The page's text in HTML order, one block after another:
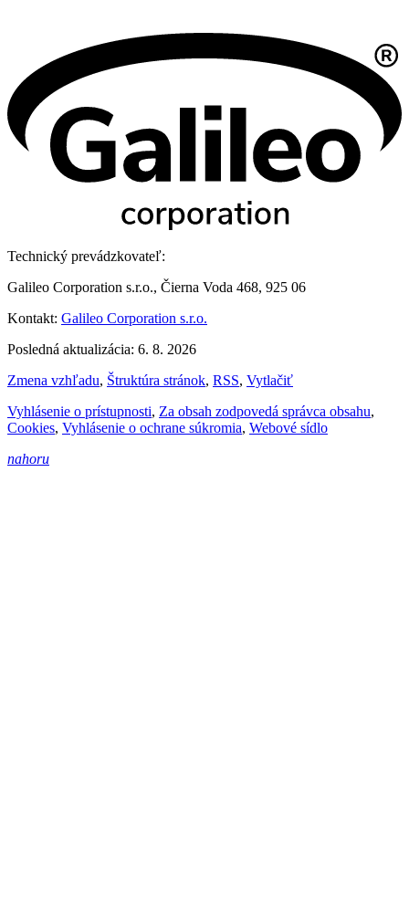
Technický prevádzkovateľ:
Galileo Corporation s.r.o., Čierna Voda 468, 925 06
Kontakt: Galileo Corporation s.r.o.
Posledná aktualizácia: 6. 8. 2026
Zmena vzhľadu, Štruktúra stránok, RSS, Vytlačiť
Vyhlásenie o prístupnosti, Za obsah zodpovedá správca obsahu,
Cookies, Vyhlásenie o ochrane súkromia, Webové sídlo
nahoru